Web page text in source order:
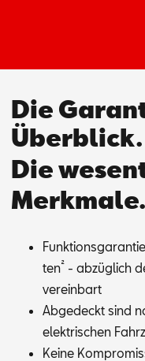
Die
Überblick.
Die
Merkmale.
ten² - ab­züg­lich
ver­ein­bart
Ab­ge­deckt sind
elek­tri­schen
Kei­ne